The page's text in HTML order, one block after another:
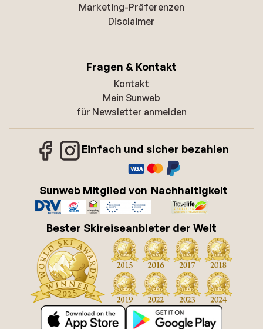
Marketing-Präferenzen
Disclaimer
Fragen & Kontakt
Kontakt
Mein Sunweb
für Newsletter anmelden
Einfach und sicher bezahlen
Sunweb Mitglied von Nachhaltigkeit
Bester Skireiseanbieter der Welt